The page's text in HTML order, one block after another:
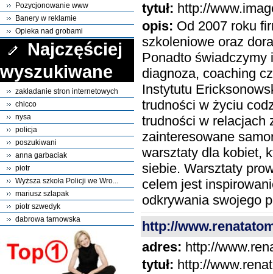
tytuł: http://
opis: Od 2007 roku
szkoleniowe oraz
Ponadto świadczymy
diagnoza, coaching
Instytutu
trudności w życiu
trudności w relacjach
zainteresowane
warsztaty dla kobiet,
siebie. Warsztaty
celem jest
odkrywania swojego
http://
adres: http://
tytuł: http://
Pozycjonowanie www
Banery w reklamie
Opieka nad grobami
Najczęściej
wyszukiwane
zakładanie stron internetowych
chicco
nysa
policja
poszukiwani
anna garbaciak
piotr
Wyższa szkoła Policji we Wro...
mariusz szlapak
piotr szwedyk
dabrowa tarnowska